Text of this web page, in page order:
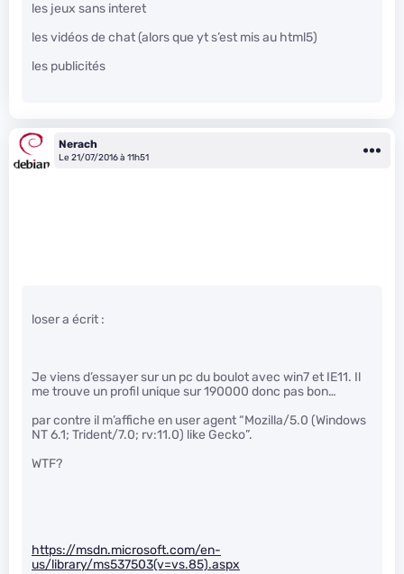
les jeux sans interet
les vidéos de chat (alors que yt s’est mis au html5)
les publicités
Nerach
Le 21/07/2016 à 11h51
loser a écrit :
Je viens d’essayer sur un pc du boulot avec win7 et IE11. Il
me trouve un profil unique sur 190000 donc pas bon…
par contre il m’affiche en user agent “Mozilla/5.0 (Windows
NT 6.1; Trident/7.0; rv:11.0) like Gecko”.
WTF?
https://msdn.microsoft.com/en-
us/library/ms537503(v=vs.85).aspx